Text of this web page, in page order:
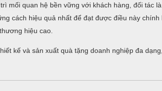
mối quan hệ bền vững với khách hàng, đối tác
cách hiệu quả nhất để đạt được điều này chính
hiệu cao.
kế và sản xuất quà tặng doanh nghiệp đa